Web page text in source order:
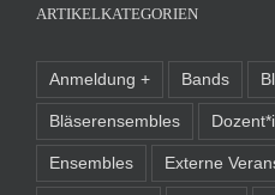
ARTIKELKATEGORIEN
Anmeldung + Bands
Bläserensembles
Ensembles Externe